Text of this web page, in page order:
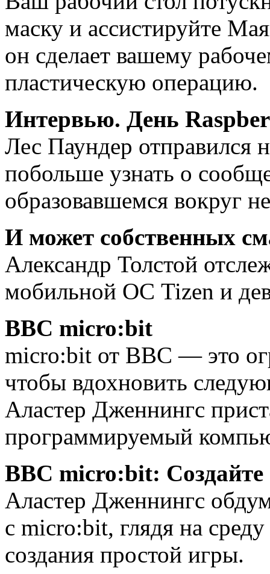
маску и ассистируйте
он сделает вашему
пластическую операцию.
Интервью. День
Лес Паундер отправился
побольше узнать о
образовавшемся вокруг
И может собственных
Александр Толстой
мобильной ОС Tizen и
BBC micro:bit
micro:bit от BBC — это
чтобы вдохновить
Аластер Дженнингс
программируемый
BBC micro:bit: Создайте
Аластер Дженнингс
с micro:bit, глядя на
создания простой игры.